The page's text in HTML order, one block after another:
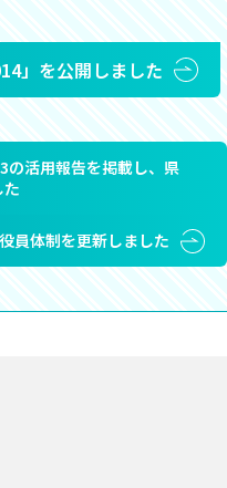
」を公開しました
の活用報告を掲載し、県
員体制を更新しました